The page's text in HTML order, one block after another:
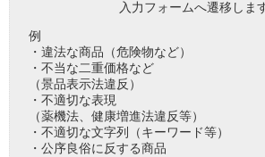
入力フォームへ遷移しま
例
・違法な商品（危険物など）
・不当な二重価格など
（景品表示法違反）
・不適切な表現
（薬機法、健康増進法違反等）
・不適切な文字列（キーワード等）
・公序良俗に反する商品